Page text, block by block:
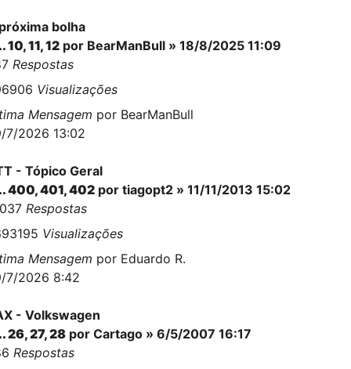
bolha
10,11,12 por BearManBull » 18/8/2025 11:09
Respostas
Visualizações
Mensagem por BearManBull
7/2026 13:02
- Tópico Geral
400,401,402 por tiagopt2 » 11/11/2013 15:02
Respostas
Visualizações
Mensagem por Eduardo R.
7/2026 8:42
- Volkswagen
26,27,28 por Cartago » 6/5/2007 16:17
Respostas